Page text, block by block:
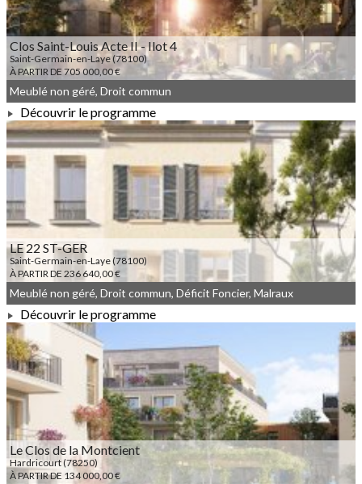
Clos Saint-Louis Acte II - Ilot 4
Saint-Germain-en-Laye (78100)
À PARTIR DE 705 000,00 €
À PARTIR DE 705 000,00 €
Meublé non géré, Droit commun
Découvrir le programme
LE 22 ST-GER
Saint-Germain-en-Laye (78100)
À PARTIR DE 236 640,00 €
À PARTIR DE 236 640,00 €
Meublé non géré, Droit commun, Déficit Foncier, Malraux
Découvrir le programme
Le Clos de la Montcient
Hardricourt (78250)
À PARTIR DE 134 000,00 €